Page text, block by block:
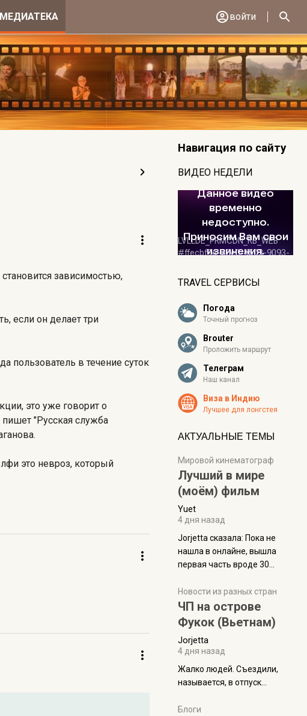
МЕДИАТЕКА войти
зависимостью,
если он делает три
пользователь в течение суток
это уже говорит о
"Русская служба
это невроз, который
Навигация по сайту
ВИДЕО НЕДЕЛИ
TRAVEL СЕРВИСЫ
Погода
Точный прогноз
Brouter
Проложить маршрут
Телеграм
Наш канал
Виза в Индию
Лучшее для лонгстея
АКТУАЛЬНЫЕ ТЕМЫ
Мировой кинематограф
Лучший в мире
(моём) фильм
Yuet
4 дня назад
Jorjetta сказалa: Пока не
нашла в онлайне, вышла
первая часть вроде 30
Дивали 8 ноября.
Новости из разных стран
ЧП на острове
Фукок (Вьетнам)
Jorjetta
4 дня назад
Жалко людей. Съездили,
называется, в отпуск...
Блоги